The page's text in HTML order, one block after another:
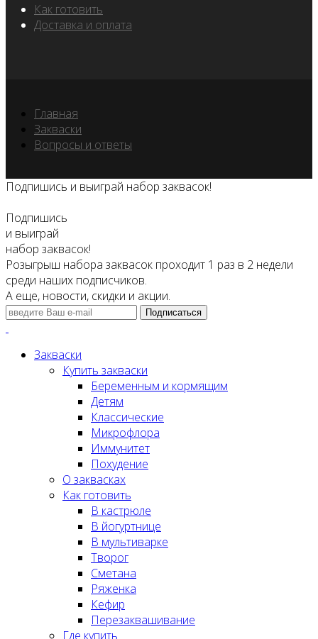
Как готовить
Доставка и оплата
Главная
Закваски
Вопросы и ответы
Подпишись и выиграй набор заквасок!
Подпишись
и выиграй
набор заквасок!
Розыгрыш набора заквасок проходит 1 раз в 2 недели
среди наших подписчиков.
А еще, новости, скидки и акции.
Закваски
Купить закваски
Беременным и кормящим
Детям
Классические
Микрофлора
Иммунитет
Похудение
О заквасках
Как готовить
В кастрюле
В йогуртнице
В мультиварке
Творог
Сметана
Ряженка
Кефир
Перезаквашивание
Где купить